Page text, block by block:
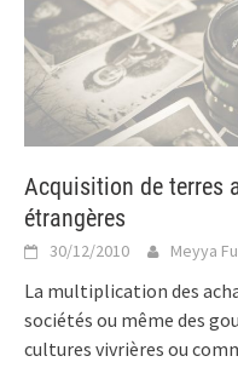
Acquisition de terres
étrangères
30/12/2010 Meyya
La multiplication des
sociétés ou même des
cultures vivrières ou